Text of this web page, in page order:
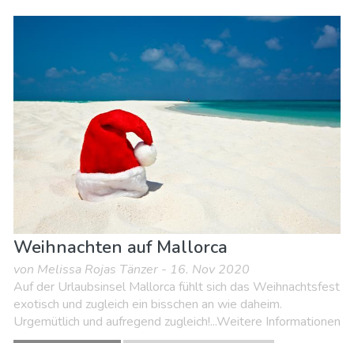
Familienspaß
Lokale Veranstaltungen
Museen & Kunst
Natur & Freizeit
Shoppen
Sport & Abenteuer
Strände
Unterkunft
Weihnachten auf Mallorca
von Melissa Rojas Tänzer - 16. Nov 2020
Auf der Urlaubsinsel Mallorca fühlt sich das Weihnachtsfest
exotisch und zugleich ein bisschen an wie daheim.
Urgemütlich und aufregend zugleich!...Weitere Informationen